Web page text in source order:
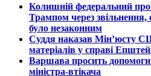
​Колишній федеральний
Трампом через
було незаконним
​Суддя наказав Мін’юсту
матеріалів у справі
​Варшава просить
міністра-втікача